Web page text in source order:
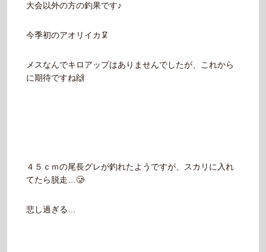
大会以外の方の釣果です♪
今季初のアオリイカ🦑
メスなんでキロアップはありませんでしたが、これから
に期待ですね🙌
４５ｃｍの尾長グレが釣れたようですが、スカリに入れ
てたら脱走…🥲
悲し過ぎる…